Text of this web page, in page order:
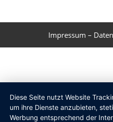
Impressum –
Diese Seite nutzt Website
um ihre Dienste anzubieten,
Werbung entsprechend der